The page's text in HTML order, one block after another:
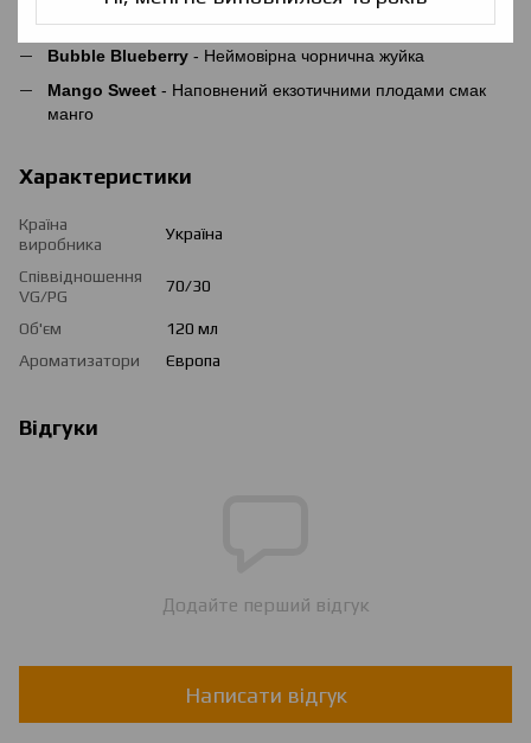
Surprised Guava- Тропічний смак стиглої гуави
Bubble Blueberry - Неймовірна чорнична жуйка
Mango Sweet - Наповнений екзотичними плодами смак
манго
Характеристики
Країна
виробника
Україна
Співвідношення
VG/PG
70/30
Об'єм
120 мл
Ароматизатори
Європа
Відгуки
Додайте перший відгук
Написати відгук